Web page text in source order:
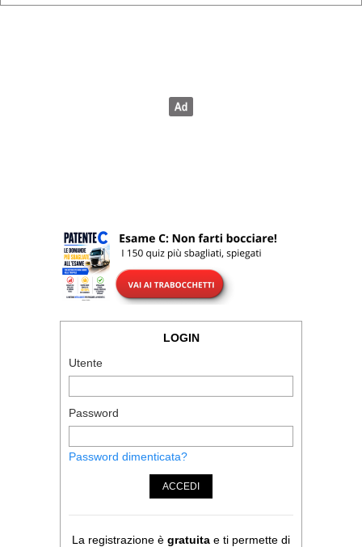
LOGIN
Utente
Password
Password dimenticata?
ACCEDI
La registrazione è gratuita e ti permette di